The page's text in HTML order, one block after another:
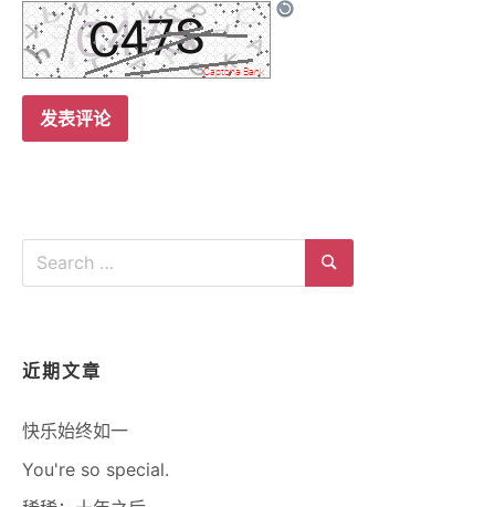
Search
Search
近期文章
快乐始终如一
You're so special.